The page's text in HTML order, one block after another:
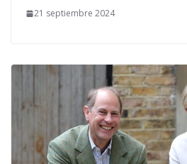
21 septiembre 2024